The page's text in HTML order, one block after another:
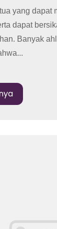
yang dapat
dapat
Banyak